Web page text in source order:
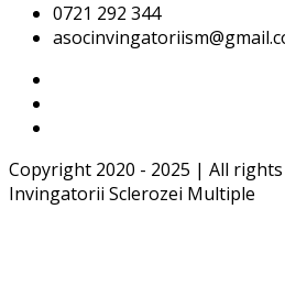
0721 292 344
Copyright 2020 - 2025 | All
Invingatorii Sclerozei Multiple